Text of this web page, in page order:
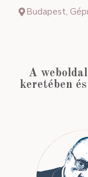
Budapest,
A
keretében